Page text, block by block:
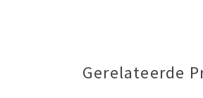
Gerelateerde